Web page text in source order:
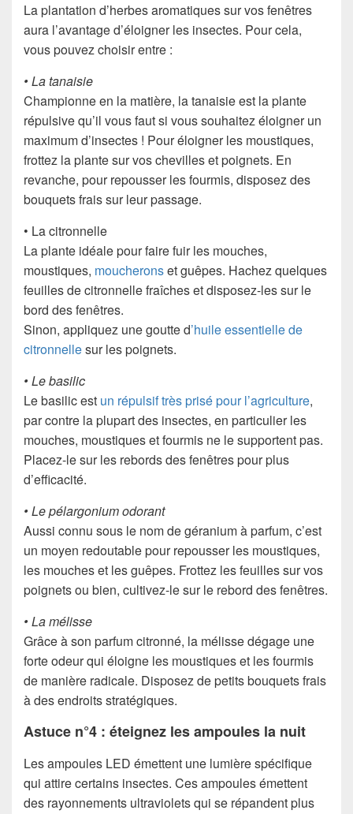
La plantation d’herbes aromatiques sur vos fenêtres
aura l’avantage d’éloigner les insectes. Pour cela,
vous pouvez choisir entre :
• La tanaisie
Championne en la matière, la tanaisie est la plante
répulsive qu’il vous faut si vous souhaitez éloigner un
maximum d’insectes ! Pour éloigner les moustiques,
frottez la plante sur vos chevilles et poignets. En
revanche, pour repousser les fourmis, disposez des
bouquets frais sur leur passage.
• La citronnelle
La plante idéale pour faire fuir les mouches,
moustiques, moucheronset guêpes. Hachez quelques
feuilles de citronnelle fraîches et disposez-les sur le
bord des fenêtres.
Sinon, appliquez une goutte d’huile essentielle de
citronnellesur les poignets.
• Le basilic
Le basilic est un répulsif très prisé pour l’agriculture,
par contre la plupart des insectes, en particulier les
mouches, moustiques et fourmis ne le supportent pas.
Placez-le sur les rebords des fenêtres pour plus
d’efficacité.
• Le pélargonium odorant
Aussi connu sous le nom de géranium à parfum, c’est
un moyen redoutable pour repousser les moustiques,
les mouches et les guêpes. Frottez les feuilles sur vos
poignets ou bien, cultivez-le sur le rebord des fenêtres.
• La mélisse
Grâce à son parfum citronné, la mélisse dégage une
forte odeur qui éloigne les moustiques et les fourmis
de manière radicale. Disposez de petits bouquets frais
à des endroits stratégiques.
Astuce n°4 : éteignez les ampoules la nuit
Les ampoules LED émettent une lumière spécifique
qui attire certains insectes. Ces ampoules émettent
des rayonnements ultraviolets qui se répandent plus